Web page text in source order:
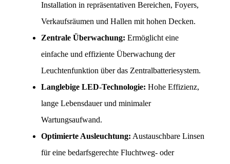
Installation in repräsentativen Bereichen, Foyers,
Verkaufsräumen und Hallen mit hohen Decken.
Zentrale Überwachung: Ermöglicht eine
einfache und effiziente Überwachung der
Leuchtenfunktion über das Zentralbatteriesystem.
Langlebige LED-Technologie: Hohe Effizienz,
lange Lebensdauer und minimaler
Wartungsaufwand.
Optimierte Ausleuchtung: Austauschbare Linsen
für eine bedarfsgerechte Fluchtweg- oder